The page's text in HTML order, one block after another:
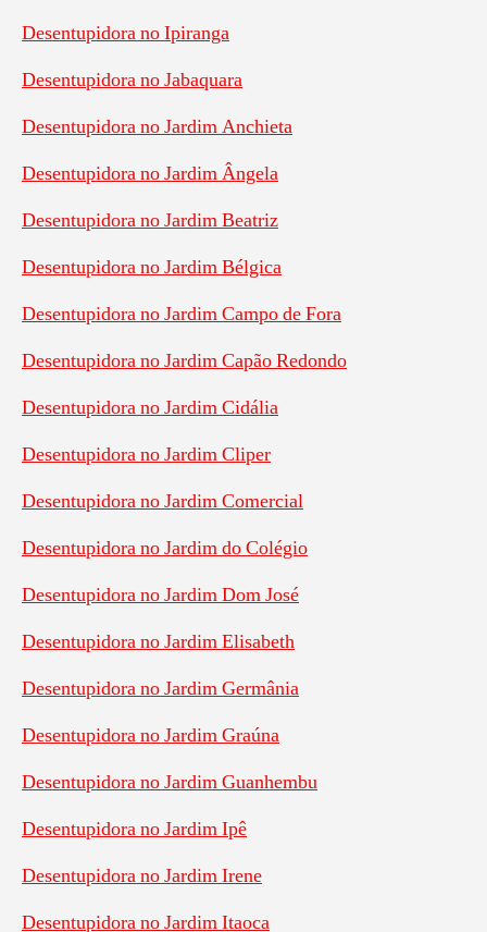
Desentupidora no Ipiranga
Desentupidora no Jabaquara
Desentupidora no Jardim Anchieta
Desentupidora no Jardim Ângela
Desentupidora no Jardim Beatriz
Desentupidora no Jardim Bélgica
Desentupidora no Jardim Campo de Fora
Desentupidora no Jardim Capão Redondo
Desentupidora no Jardim Cidália
Desentupidora no Jardim Cliper
Desentupidora no Jardim Comercial
Desentupidora no Jardim do Colégio
Desentupidora no Jardim Dom José
Desentupidora no Jardim Elisabeth
Desentupidora no Jardim Germânia
Desentupidora no Jardim Graúna
Desentupidora no Jardim Guanhembu
Desentupidora no Jardim Ipê
Desentupidora no Jardim Irene
Desentupidora no Jardim Itaoca